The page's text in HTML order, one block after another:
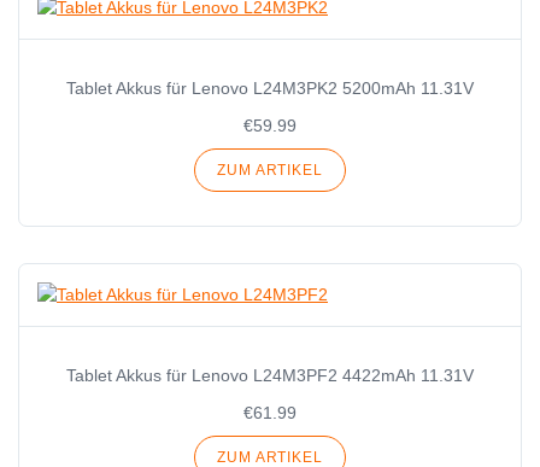
Tablet Akkus für Lenovo L24M3PK2 5200mAh 11.31V
€59.99
ZUM ARTIKEL
Tablet Akkus für Lenovo L24M3PF2 4422mAh 11.31V
€61.99
ZUM ARTIKEL